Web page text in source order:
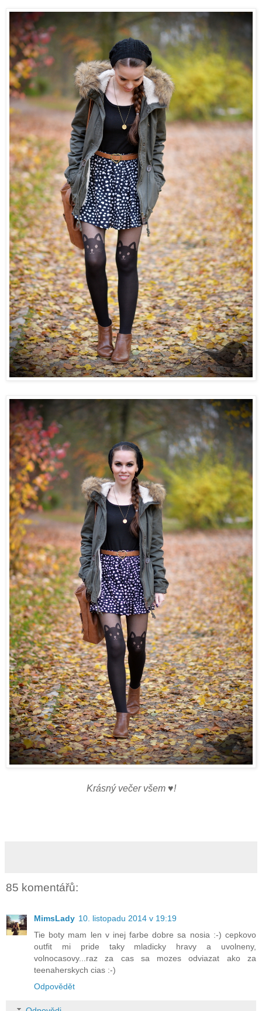
Krásný večer všem ♥!
85 komentářů:
MimsLady 10. listopadu 2014 v 19:19
Tie boty mam len v inej farbe dobre sa nosia :-) cepkovo
outfit mi pride taky mladicky hravy a uvolneny,
volnocasovy...raz za cas sa mozes odviazat ako za
teenaherskych cias :-)
Odpovědět